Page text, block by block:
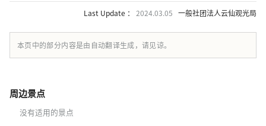
Last Update ： 2024.03.05 一般社团法人云仙观光局
本页中的部分内容是由自动翻译生成，请见谅。
周边景点
没有适用的景点